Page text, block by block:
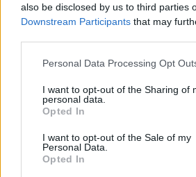
also be disclosed by us to third parties
Downstream Participants that may
Personal Data Processing Opt
I want to opt-out of the Sharing of
personal data.
Opted In
I want to opt-out of the Sale of my
Personal Data.
Opted In
Elképesztő az
is új sziget
Greendex Szemle 1
Történelmi
közeledik a Tisza
Greendex Szemle